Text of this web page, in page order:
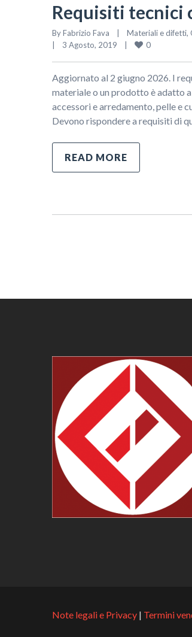
Requisiti tecnici
By Fabrizio Fava | Materiali e difetti,
|
3 Agosto, 2019 | 0
Aggiornato al 2 giugno 2026. I
materiale o un prodotto è adatto
accessori e arredamento, pelle e
Devono rispondere a requisiti di
READ MORE
Note legali e Privacy | Termini